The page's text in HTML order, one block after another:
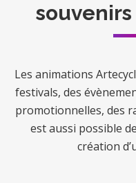
Les animations
festivals, des
promotionnelles, des
est aussi possible
création